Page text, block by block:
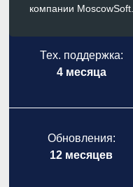
компании MoscowSoft.
Тех. поддержка:
4 месяца
Обновления:
12 месяцев